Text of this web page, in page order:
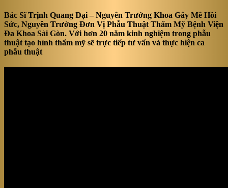
Bác Sĩ Trịnh Quang Đại – Nguyên Trưởng Khoa Gây Mê Hồi
Sức, Nguyên Trưởng Đơn Vị Phẫu Thuật Thẩm Mỹ Bệnh Viện
Đa Khoa Sài Gòn. Với hơn 20 năm kinh nghiệm trong phẫu
thuật tạo hình thẩm mỹ sẽ trực tiếp tư vấn và thực hiện ca
phẫu thuật